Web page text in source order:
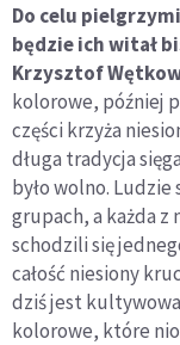
Do celu
będzie ich witał
Krzysztof
kolorowe, później
części krzyża
długa tradycja
było wolno.
grupach, a każda z
schodzili się
całość niesiony
dziś jest
kolorowe, które